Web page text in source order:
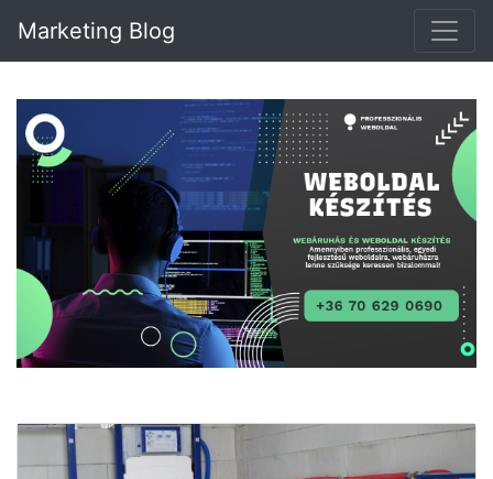
Marketing Blog